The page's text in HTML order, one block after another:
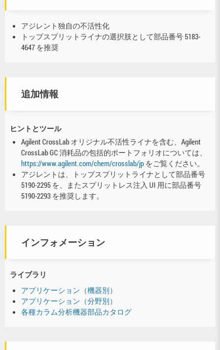
アジレント独自の不活性化
トップスプリットライナの選択肢として部品番号 5183-
4647 を推奨
追加情報
ヒントとツール
Agilent CrossLab オリジナル不活性ライナを含む、Agilent
CrossLab GC 消耗品の包括的ポートフォリオについては、
https://www.agilent.com/chem/crosslab/jpをご覧ください。
アジレントは、トップスプリットライナとして部品番号
5190-2295 を、またスプリットレス注入 UI 用に部品番号
5190-2293 を推奨します。
インフォメーション
ライブラリ
アプリケーション（機器別）
アプリケーション（分野別）
各種カラム分析機器部品カタログ